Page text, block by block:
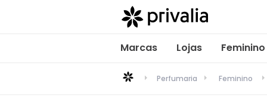
Marcas Lojas Feminino
Perfumaria Feminino